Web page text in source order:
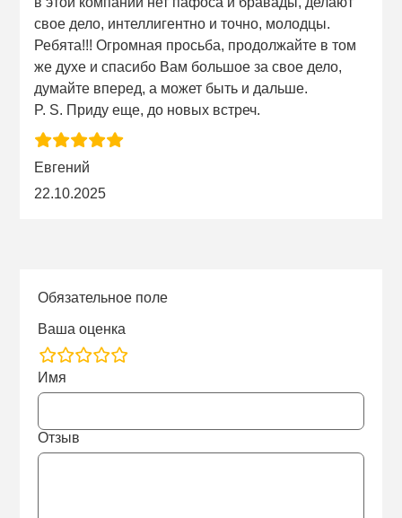
свое дело, интеллигентно и точно, молодцы.
Ребята!!! Огромная просьба, продолжайте в том
же духе и спасибо Вам большое за свое дело,
думайте вперед, а может быть и дальше.
P. S. Приду еще, до новых встреч.
Евгений
22.10.2025
Обязательное поле
Ваша оценка
rating
fields
Имя
Отзыв